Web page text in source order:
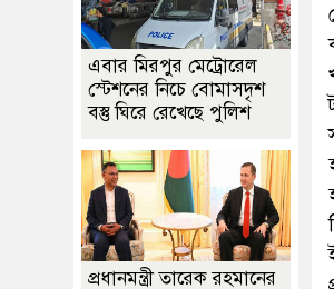
এবার মিরপুর মেট্রোরেল
স্টেশনের নিচে বোমাসদৃশ
বস্তু ঘিরে রেখেছে পুলিশ
প্রধানমন্ত্রী তারেক রহমানের